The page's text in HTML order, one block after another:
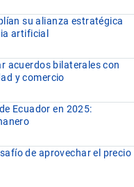
su alianza estratégica
artificial
acuerdos bilaterales con
y comercio
Ecuador en 2025:
de aprovechar el precio